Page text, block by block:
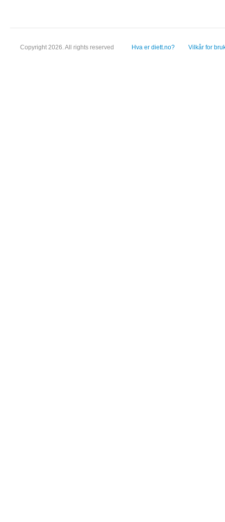
Copyright 2026. All rights reserved Hva er diett.no? Vilkår for